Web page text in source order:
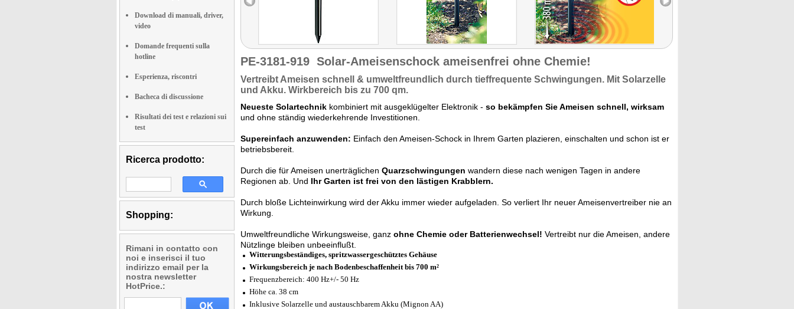
Download di manuali, driver,
video
Domande frequenti sulla
hotline
Esperienza, riscontri
Bacheca di discussione
Risultati dei test e relazioni sui
test
Ricerca prodotto:
Shopping:
Rimani in contatto con
noi e inserisci il tuo
indirizzo email per la
nostra newsletter
HotPrice.:
PE-3181-919 Solar-Ameisenschock ameisenfrei ohne Chemie!
Vertreibt Ameisen schnell & umweltfreundlich durch tieffrequente Schwingungen. Mit Solarzelle
und Akku. Wirkbereich bis zu 700 qm.
Neueste Solartechnik kombiniert mit ausgeklügelter Elektronik - so bekämpfen Sie Ameisen schnell, wirksam
und ohne ständig wiederkehrende Investitionen.
Supereinfach anzuwenden: Einfach den Ameisen-Schock in Ihrem Garten plazieren, einschalten und schon ist er
betriebsbereit.
Durch die für Ameisen unerträglichen Quarzschwingungen wandern diese nach wenigen Tagen in andere
Regionen ab. Und Ihr Garten ist frei von den lästigen Krabblern.
Durch bloße Lichteinwirkung wird der Akku immer wieder aufgeladen. So verliert Ihr neuer Ameisenvertreiber nie an
Wirkung.
Umweltfreundliche Wirkungsweise, ganz ohne Chemie oder Batterienwechsel! Vertreibt nur die Ameisen, andere
Nützlinge bleiben unbeeinflußt.
Witterungsbeständiges, spritzwassergeschütztes Gehäuse
Wirkungsbereich je nach Bodenbeschaffenheit bis 700 m²
Frequenzbereich: 400 Hz+/- 50 Hz
Höhe ca. 38 cm
Inklusive Solarzelle und austauschbarem Akku (Mignon AA)